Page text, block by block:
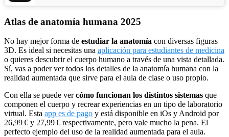
Atlas de anatomía humana 2025
No hay mejor forma de estudiar la anatomía con diversas figuras
3D. Es ideal si necesitas una aplicación para estudiantes de medicina
o quieres descubrir el cuerpo humano a través de una vista detallada.
Sí, vas a poder ver todos los detalles de la anatomía humana con la
realidad aumentada que sirve para el aula de clase o uso propio.
Con ella se puede vercómo funcionan los distintos sistemas que
componen el cuerpo y recrear experiencias en un tipo de laboratorio
virtual. Esta app es de pago y está disponible en iOs y Android por
26,99 € y 27,99 € respectivamente, pero vale mucho la pena. El
perfecto ejemplo del uso de la realidad aumentada para el aula.